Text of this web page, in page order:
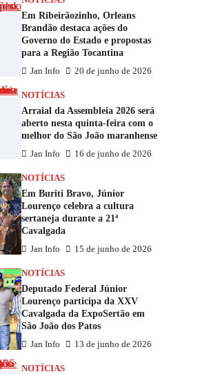
Em Ribeirãozinho, Orleans
Brandão destaca ações do
Governo do Estado e propostas
para a Região Tocantina
Jan Info 20 de junho de 2026
NOTÍCIAS
Arraial da Assembleia 2026 será
aberto nesta quinta-feira com o
melhor do São João maranhense
Jan Info 16 de junho de 2026
NOTÍCIAS
Em Buriti Bravo, Júnior
Lourenço celebra a cultura
sertaneja durante a 21ª
Cavalgada
Jan Info 15 de junho de 2026
NOTÍCIAS
Deputado Federal Júnior
Lourenço participa da XXV
Cavalgada da ExpoSertão em
São João dos Patos
Jan Info 13 de junho de 2026
NOTÍCIAS